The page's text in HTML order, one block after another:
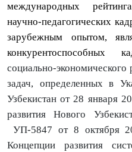
международных
научно-педагогических
зарубежным опытом,
социально-экономического
задач, определенных в
Узбекистан от 28 января
развития Нового
УП-5847 от 8 октября
Концепции развития